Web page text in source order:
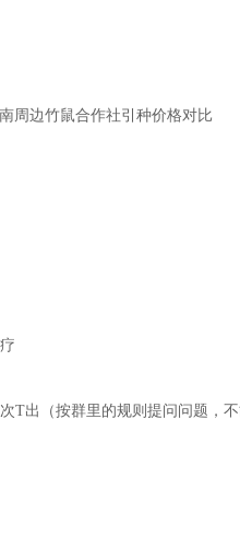
周边竹鼠合作社引种价格对比
T出（按群里的规则提问问题，